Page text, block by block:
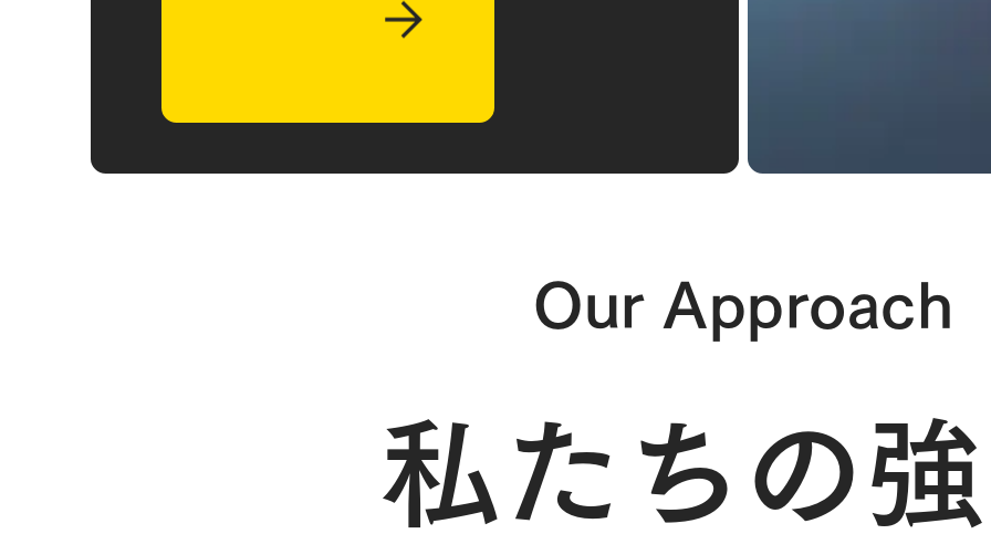
お問い合わせをする
お問い合わせをする
Our Approach
私たちの